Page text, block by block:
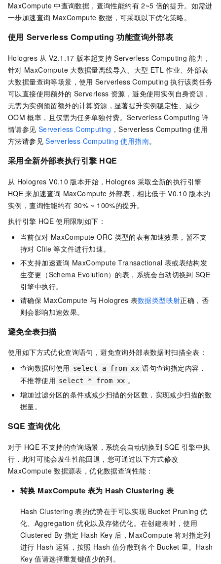
MaxCompute 中查询数据，查询性能约有 2~5 倍的提升。如需进
一步加速查询 MaxCompute 数据，可采取以下优化策略。
使用 Serverless Computing 功能查询外部表
Hologres 从 V2.1.17 版本起支持 Serverless Computing 能力，
针对 MaxCompute 大数据量离线导入、大型 ETL 作业、外部表
大数据量查询等场景，使用 Serverless Computing 执行该类任务
可以直接使用额外的 Serverless 资源，避免使用实例自身资源，
无需为实例预留额外的计算资源，显著提升实例稳定性、减少
OOM 概率，且仅需为任务单独付费。Serverless Computing 详
情请参见 Serverless Computing ，Serverless Computing 使用
方法请参见 Serverless Computing 使用指南。
采用全新外部表执行引擎 HQE
从 Hologres V0.10 版本开始，Hologres 采取全新的执行引擎
HQE 来加速查询 MaxCompute 外部表，相比低于 V0.10 版本的
实例，查询性能约有 30% ~ 100%的提升。
执行引擎 HQE 使用限制如下：
当前仅对 MaxCompute ORC 类型的表有加速效果，暂不支
持对 Cfile 等文件进行加速。
不支持加速查询 MaxCompute Transactional 表或表结构发
生变更（Schema Evolution）的表，系统会自动切换到 SQE
引擎中执行。
请确保 MaxCompute 与 Hologres 表数据类型映射正确，否
则会影响加速效果。
避免全表扫描
使用如下方式优化查询语句，避免查询外部表数据时扫描全表：
查询数据时使用 select a from xx 语句查询指定内容，
不推荐使用 select * from xx 。
增加过滤分区的条件或减少扫描的分区数，实现减少扫描的数
据量。
SQE 查询优化
对于 HQE 不支持的查询场景，系统会自动切换到 SQE 引擎中执
行，此时可能会发生性能回退，您可通过以下方式修改
MaxCompute 数据源表，优化数据查询性能：
转换 MaxCompute 表为 Hash Clustering 表
Hash Clustering 表的优势在于可以实现 Bucket Pruning 优
化、Aggregation 优化以及存储优化。在创建表时，使用
Clustered By 指定 Hash Key 后，MaxCompute 将对指定列
进行 Hash 运算，按照 Hash 值分散到各个 Bucket 里。Hash
Key 值请选择重复键值少的列。